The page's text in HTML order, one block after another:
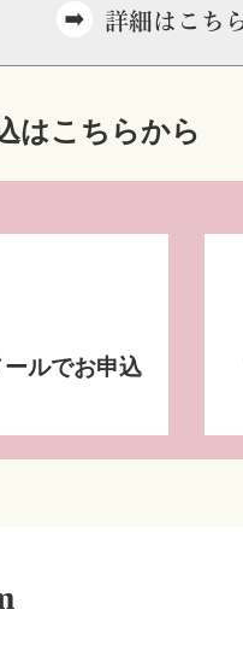
はこちらから
ールでお申込